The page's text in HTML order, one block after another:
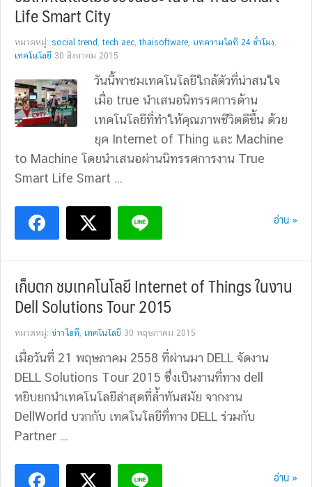
Life Smart City
หมวดหมู่: social trend ,tech aec,thaisoftware, บทความไอที 24 ชั่วโมง,
เทคโนโลยี 30 สิงหาคม 2015
วันนี้พาชมเทคโนโลยีใกล้ตัวที่น่าสนใจ
เมื่อ true นำเสนอนิทรรศการด้าน
เทคโนโลยีที่ทำให้คุณภาพชีวิตดีขึ้น ด้วย
ยุค Internet of Thing และ Machine
to Machine โดยนำเสนอผ่านนิทรรศการงาน True
Smart Life Smart ...
อ่าน »
เก็บตก ชมเทคโนโลยี Internet of Things ในงาน
Dell Solutions Tour 2015
หมวดหมู่: ข่าวไอที, เทคโนโลยี 30 พฤษภาคม 2015
เมื่อวันที่ 21 พฤษภาคม 2558 ที่ผ่านมา DELL จัดงาน
DELL Solutions Tour 2015 ซึ่งเป็นงานที่ทาง dell
หยิบยกนำเทคโนโลยีล่าสุดที่ล้ำทันสมัย จากงาน
DellWorld บวกกับ เทคโนโลยีที่ทาง DELL ร่วมกับ
Partner ...
อ่าน »